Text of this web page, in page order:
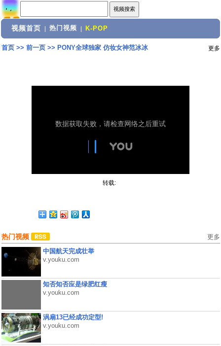
视频首页 热门视频 K-POP
首页>> 前一页>> PONY全球独家 仿妆女神范冰冰 更多
转载:
热门视频 更多
中国航天完成壮举
v.youku.com
知否知否应是绿肥红瘦
v.youku.com
涡扇13已经成功定型!
v.youku.com